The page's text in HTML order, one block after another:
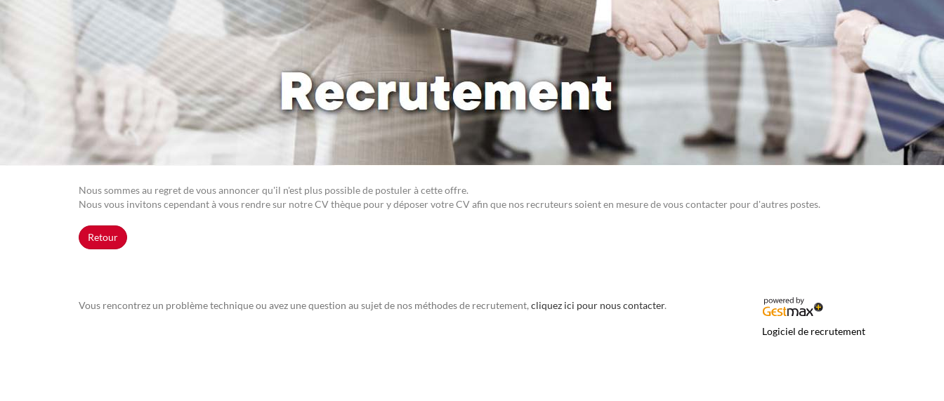
Nous sommes au regret de vous annoncer qu'il n'est plus possible de postuler à cette offre.
Nous vous invitons cependant à vous rendre sur notre CV thèque pour y déposer votre CV afin que nos recruteurs soient en mesure de vous contacter pour d'autres postes.
Retour
Vous rencontrez un problème technique ou avez une question au sujet de nos méthodes de recrutement, cliquez ici pour nous contacter.
Logiciel de recrutement